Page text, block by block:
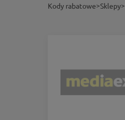
Kody rabatowe>Sklepy>